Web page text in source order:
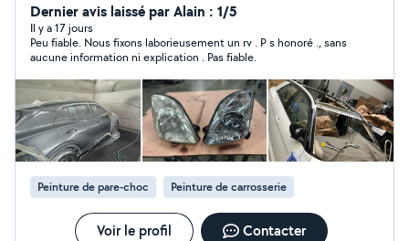
Certains services comme la rénovation de phares ou le
changement de pare brise sont disponibles à domicile,
n'hésitez pas à me contacter pour toutes demandes ou
renseignements !
Dernier avis laissé par Alain : 1/5
Il y a 17 jours
Peu fiable. Nous fixons laborieusement un rv . P s honoré ., sans
aucune information ni explication . Pas fiable.
Peinture de pare-choc Peinture de carrosserie
Voir le profil Contacter